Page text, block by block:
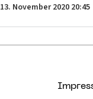
13. November 2020 20:45